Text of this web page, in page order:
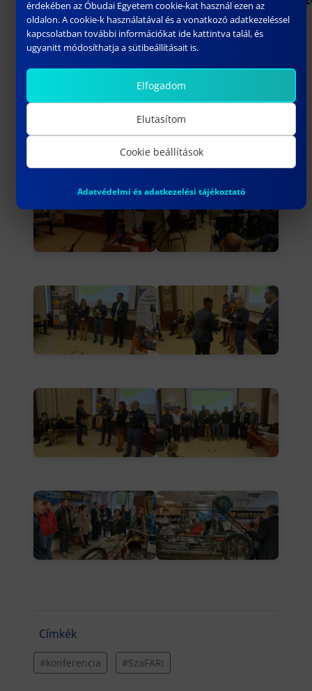
Dr. habil Ludányi-Laufer Edit
Címkék
#konferencia #SzaFARi
érdekében az Óbudai Egyetem cookie-kat használ ezen az
oldalon. A cookie-k használatával és a vonatkozó adatkezeléssel
kapcsolatban további információkat ide kattintva talál, és
ugyanitt módosíthatja a sütibeállításait is.
Elfogadom
Elutasítom
Cookie beállítások
Adatvédelmi és adatkezelési tájékoztató